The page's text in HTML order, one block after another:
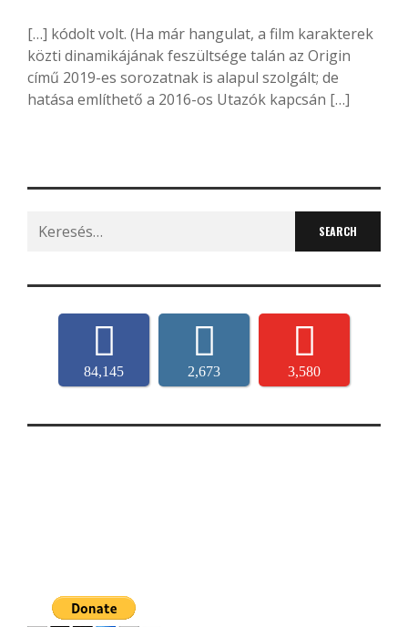
[…] kódolt volt. (Ha már hangulat, a film karakterek
közti dinamikájának feszültsége talán az Origin
című 2019-es sorozatnak is alapul szolgált; de
hatása említhető a 2016-os Utazók kapcsán […]
Search
for:
84,145 2,673 3,580